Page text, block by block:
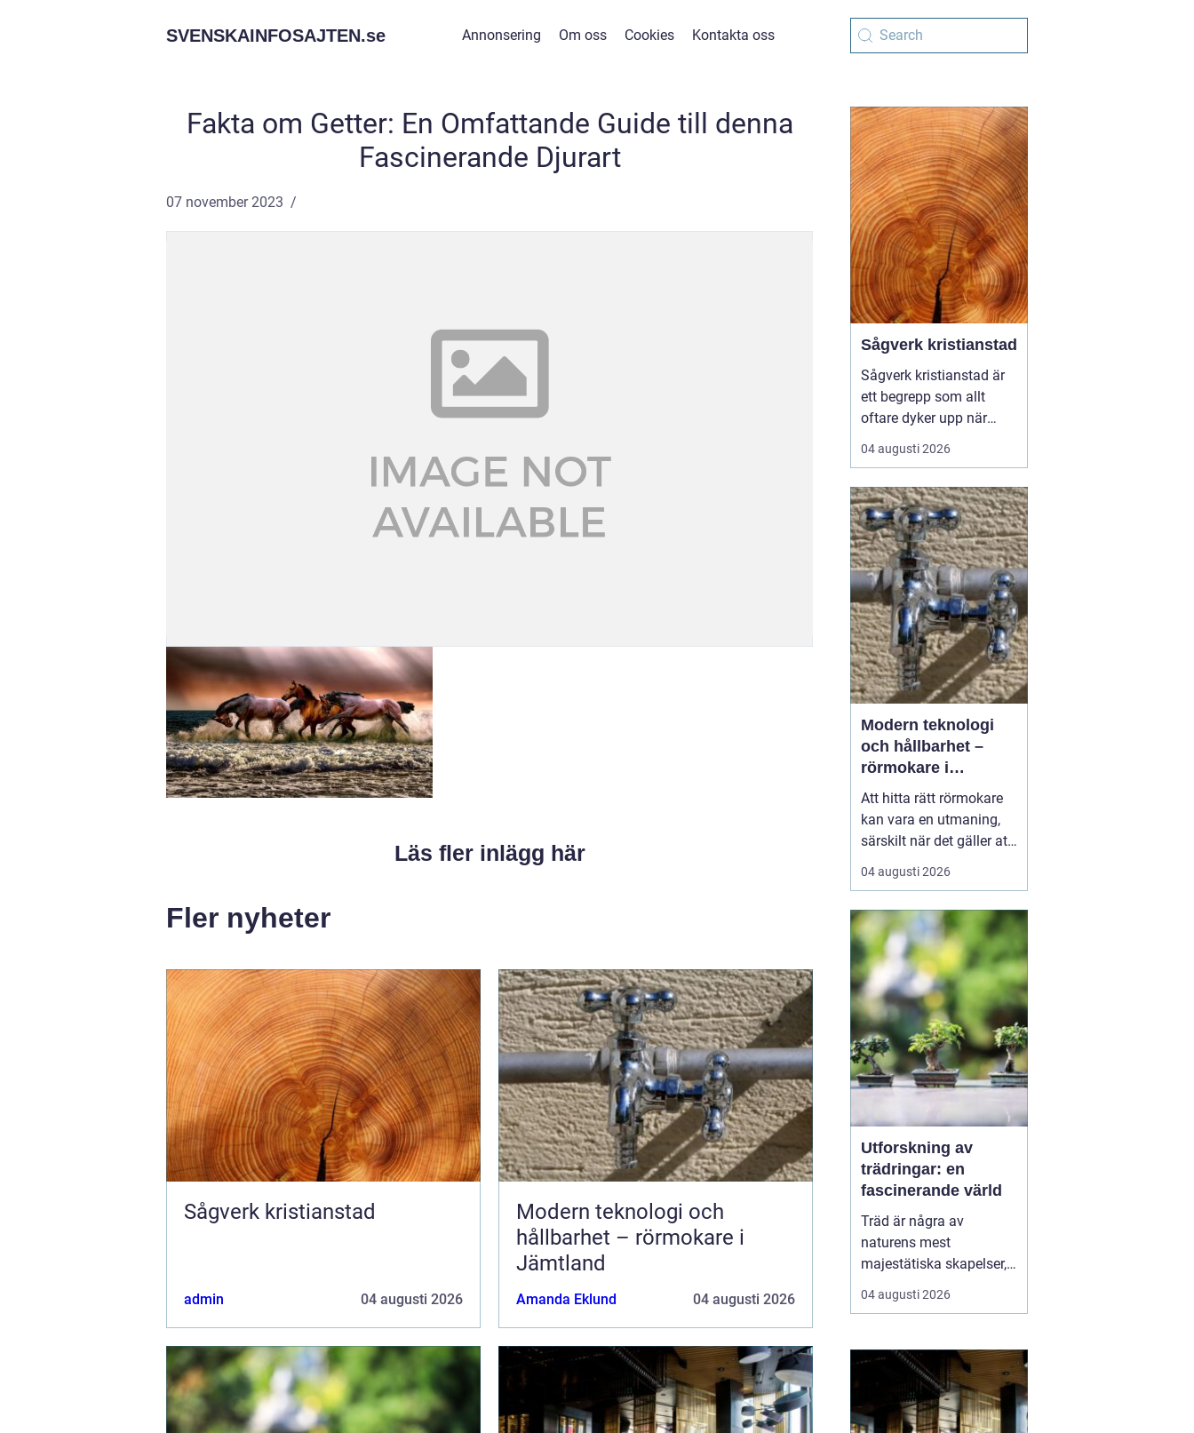
SVENSKAINFOSAJTEN.se Annonsering Om oss Cookies Kontakta oss
Fakta om Getter: En Omfattande Guide till denna
Fascinerande Djurart
07 november 2023
Läs fler inlägg här
Fler nyheter
Sågverk kristianstad
admin 04 augusti 2026
Modern teknologi och
hållbarhet – rörmokare i
Jämtland
Amanda Eklund 04 augusti 2026
Sågverk kristianstad
Sågverk kristianstad är
ett begrepp som allt
oftare dyker upp när
husbyggare, snickare
och markägare söker
trävaror i nordöstra
skåne. Områdets långa
tradition av skogsbruk
och hantverk har skapat
en stark bas för sågverk
som k...
04 augusti 2026
Modern teknologi
och hållbarhet –
rörmokare i
Jämtland
Att hitta rätt rörmokare
kan vara en utmaning,
särskilt när det gäller att
välja bland många
erbjudanden på en
Jämtland. Kvalificerade
rörmokare är viktiga för
att s&aum...
04 augusti 2026
Utforskning av
trädringar: en
fascinerande värld
Träd är några av
naturens mest
majestätiska skapelser,
och deras årliga
växande lager kan
historia och omgivning.
04 augusti 2026